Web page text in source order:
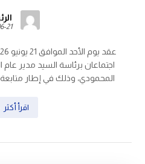
21
اجتماعان برئاسة السيد مدير
المحمودي، وذلك في إطار متابعة
اقرأ أكثر